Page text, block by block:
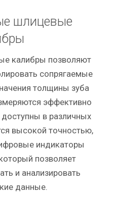
шлицевые
калибры позволяют
сопрягаемые
толщины зуба
эффективно
в различных
высокой точностью,
индикаторы
позволяет
и анализировать
данные.